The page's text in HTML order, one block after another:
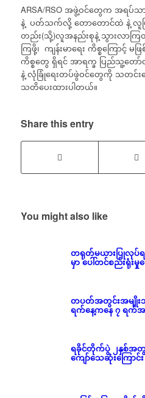
ARSA/RSO အဖွဲ့ဝင်တွေက အရပ်
နဲ့ ပတ်သက်လို့ တောတောင်ထဲ နဲ့ လူ
တည်း(သို့)လူအနည်းစုနဲ့ သွားလာက
ကြဖို့၊ ကျန်းမာရေး ကိစ္စကြောင့် မ
ကိစ္စတွေ ရှိရင် အာရက္ခ ပြည်သူ့တော်
နဲ့ လုံခြုံရေးတပ်ဖွဲဝင်တွေကို သတင်းပ
သတိပေးထားပါတယ်။
Share this entry
You might also like
တရုတ်မယားပြုလုပ်
မှာ ပေါ်တင်စည်းရုံး
တပတ်အတွင်းအမျိုးသမီ
ရက်နေ့ကနေ ၇ ရက်
ရခိုင်တိုက်ပွဲ ၂နှစ်အတွ
ကျော်သေဆုံးကြော